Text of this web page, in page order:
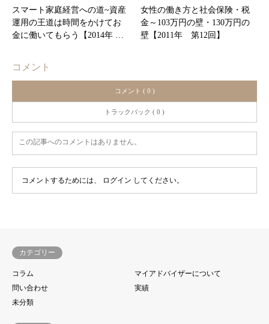
スマート家庭経営への道~資産
運用の王道は時間をかけてお
金に働いてもらう【2014年 …
女性の働き方と社会保険・税
金～103万円の壁・130万円の
壁【2011年 第12回】
コメント
コメント ( 0 )
トラックバック ( 0 )
この記事へのコメントはありません。
コメントするためには、 ログイン してください。
カテゴリー
コラム
マイアドバイザーについて
問い合わせ
実績
未分類